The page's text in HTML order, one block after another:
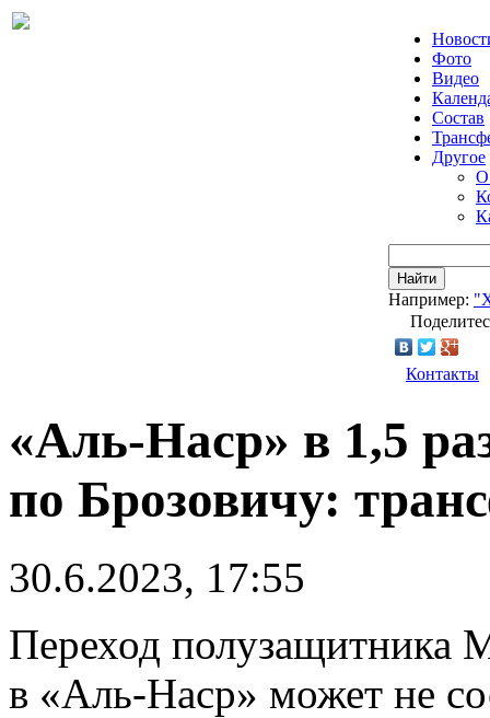
Фото
Видео
Состав
Другое
О
Найти
Например:
Контакты
«Аль-Наср» в 1,5
по Брозовичу:
30.6.2023, 17:55
Переход полузащитника
в «Аль-Наср» может не